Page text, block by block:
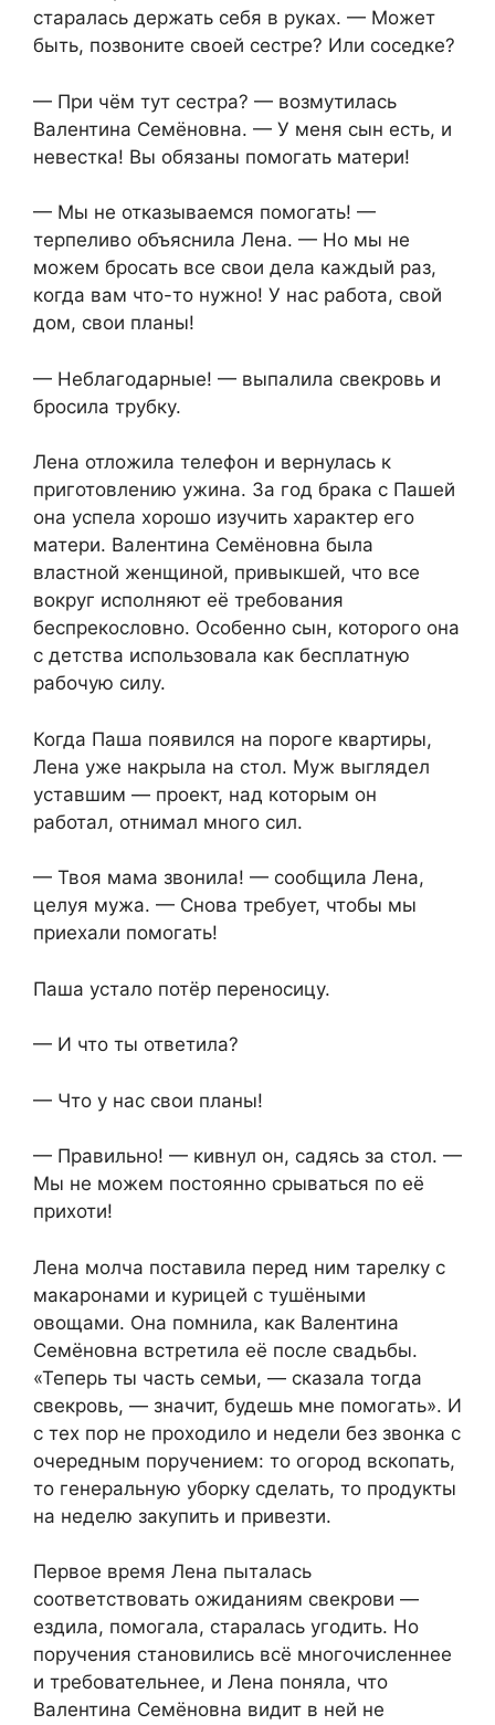
старалась держать себя в руках. — Может
быть, позвоните своей сестре? Или соседке?
— При чём тут сестра? — возмутилась
Валентина Семёновна. — У меня сын есть, и
невестка! Вы обязаны помогать матери!
— Мы не отказываемся помогать! —
терпеливо объяснила Лена. — Но мы не
можем бросать все свои дела каждый раз,
когда вам что-то нужно! У нас работа, свой
дом, свои планы!
— Неблагодарные! — выпалила свекровь и
бросила трубку.
Лена отложила телефон и вернулась к
приготовлению ужина. За год брака с Пашей
она успела хорошо изучить характер его
матери. Валентина Семёновна была
властной женщиной, привыкшей, что все
вокруг исполняют её требования
беспрекословно. Особенно сын, которого она
с детства использовала как бесплатную
рабочую силу.
Когда Паша появился на пороге квартиры,
Лена уже накрыла на стол. Муж выглядел
уставшим — проект, над которым он
работал, отнимал много сил.
— Твоя мама звонила! — сообщила Лена,
целуя мужа. — Снова требует, чтобы мы
приехали помогать!
Паша устало потёр переносицу.
— И что ты ответила?
— Что у нас свои планы!
— Правильно! — кивнул он, садясь за стол. —
Мы не можем постоянно срываться по её
прихоти!
Лена молча поставила перед ним тарелку с
макаронами и курицей с тушёными
овощами. Она помнила, как Валентина
Семёновна встретила её после свадьбы.
«Теперь ты часть семьи, — сказала тогда
свекровь, — значит, будешь мне помогать». И
с тех пор не проходило и недели без звонка с
очередным поручением: то огород вскопать,
то генеральную уборку сделать, то продукты
на неделю закупить и привезти.
Первое время Лена пыталась
соответствовать ожиданиям свекрови —
ездила, помогала, старалась угодить. Но
поручения становились всё многочисленнее
и требовательнее, и Лена поняла, что
Валентина Семёновна видит в ней не